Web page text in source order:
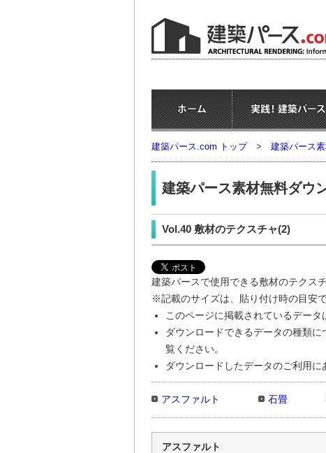
建築パース.com トップ > 建築パース
建築パース素材無料ダウ
Vol.40 敷材のテクスチャ(2)
建築パースで使用できる敷材のテクス
※記載のサイズは、貼り付け時の目安で
このページに掲載されているデータ
ダウンロードできるデータの種類に
覧ください。
ダウンロードしたデータのご利用に
アスファルト 石畳
アスファルト